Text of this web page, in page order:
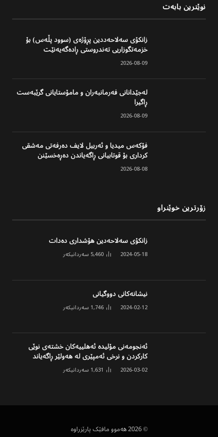
نوێترین بابەت
زانکۆی سەلاحەددین پڕۆژەی (سوود پڵەس) بۆ
خزمەتگوزاریی تەندروستی ڕادەگەیەنێت
2026-08-09
لەجێدانانی فەرمانبەران و مامۆستایانی گرێبەست
ڕاگیرا
2026-08-09
فۆکەس میدیا و ئەربیل لایف دەرفەتی مەشقی
کرداری بۆ قوتابیانی ڕاگەیاندن دەڕەخسێنن
2026-08-08
زۆرترین خوێنراو
زانکۆی سەلاحەدین هۆشداری دەدات
2024-05-18
5,460 سەردانیکەر
نیشانەکانی دووگیانی
2024-02-12
1,746 سەردانیکەر
ئەنجومەنی مۆلیدە ئەهلییەکان خشتەی نوێی
کارکردن و نرخی ئەمپێری لە هەولێر ڕاگەیاند
2026-03-02
1,631 سەردانیکەر
© 2026 هەموو مافێک پارێزراوە